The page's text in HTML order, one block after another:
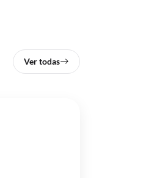
Ver todas